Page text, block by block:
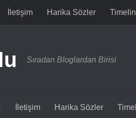
İletişim Harika Sözler
Sıradan Bloglardan Birisi
İletişim Harika Sözler